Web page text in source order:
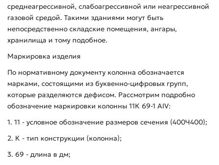
среднеагрессивной, слабоагрессивной или неагрессивной
газовой средой. Такими зданиями могут быть
непосредственно складские помещения, ангары,
хранилища и тому подобное.
Маркировка изделия
По нормативному документу колонна обозначается
марками, состоящими из буквенно-цифровых групп,
которые разделяются дефисом. Рассмотрим подробно
обозначение маркировки колонны 11К 69-1 АIV:
1. 11 - условное обозначение размеров сечения (400Ч400);
2. К - тип конструкции (колонна);
3. 69 - длина в дм;